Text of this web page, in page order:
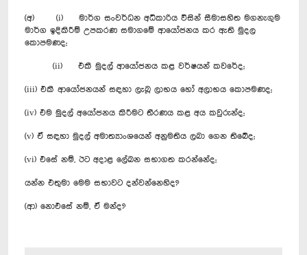
(අ) (i) මාර්ග සංවර්ධන අධිකාරිය විසින් සීමාසහිත මගනැගුම
මාර්ග ඉදිකිරීම් උපකරණ සමාගමේ ආයෝජනය කර ඇති මුදල
කොපමණද;
(ii) එකී මුදල් ආයෝජනය කළ වර්ෂයන් කවරේද;
(iii) එකී ආයෝජනයන් සඳහා ලැබූ ලාභය හෝ අලාභය කොපමණද;
(iv) එම මුදල් අයෝජනය කිරීමට තීරණය කළ අය කවුරුන්ද;
(v) ඒ සඳහා මුදල් අමාත්‍යාංශයෙන් අනුමතිය ලබා ගෙන තිබේද;
(vi) එසේ නම්, ඊට අදාළ ලේඛන සභාගත කරන්නේද;
යන්න එතුමා මෙම සභාවට දන්වන්නෙහිද?
(ආ) නොඑසේ නම්, ඒ මන්ද?